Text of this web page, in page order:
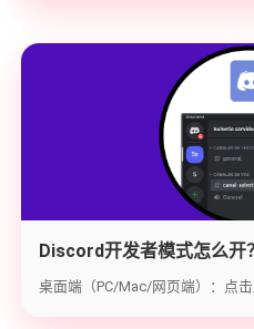
Discord开发者模式怎么开
启教程与获取ID指南
桌面端（PC/Mac/网页端）：点